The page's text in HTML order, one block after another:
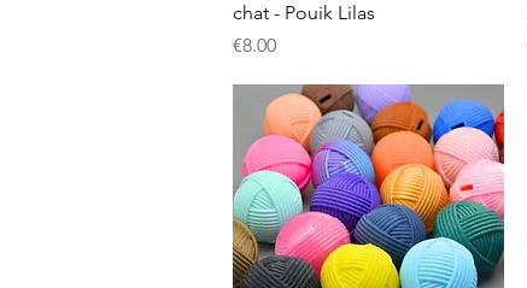
chat - Pouik Lilas
価格
€8.00